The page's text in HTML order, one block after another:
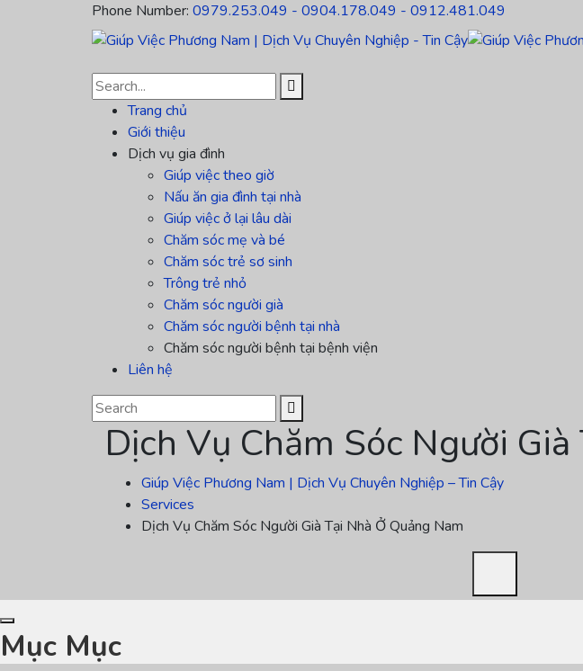
Phone Number: 0979.253.049 - 0904.178.049 - 0912.481.049
Trang chủ
Giới thiệu
Dịch vụ gia đình
Giúp việc theo giờ
Nấu ăn gia đình tại nhà
Giúp việc ở lại lâu dài
Chăm sóc mẹ và bé
Chăm sóc trẻ sơ sinh
Trông trẻ nhỏ
Chăm sóc người già
Chăm sóc người bệnh tại nhà
Chăm sóc người bệnh tại bệnh viện
Liên hệ
Dịch Vụ Chăm Sóc Người
Giúp Việc Phương Nam | Dịch Vụ Chuyên Nghiệp – Tin Cậy
Services
Dịch Vụ Chăm Sóc Người Già Tại Nhà Ở Quảng Nam
Mục Mục